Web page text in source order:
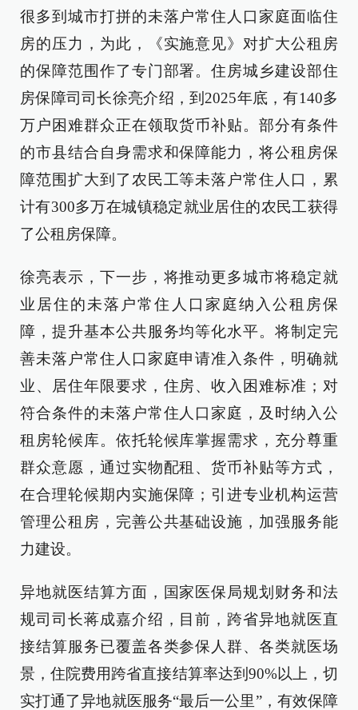
很多到城市打拼的未落户常住人口家庭面临住
房的压力，为此，《实施意见》对扩大公租房
的保障范围作了专门部署。住房城乡建设部住
房保障司司长徐亮介绍，到2025年底，有140多
万户困难群众正在领取货币补贴。部分有条件
的市县结合自身需求和保障能力，将公租房保
障范围扩大到了农民工等未落户常住人口，累
计有300多万在城镇稳定就业居住的农民工获得
了公租房保障。
徐亮表示，下一步，将推动更多城市将稳定就
业居住的未落户常住人口家庭纳入公租房保
障，提升基本公共服务均等化水平。将制定完
善未落户常住人口家庭申请准入条件，明确就
业、居住年限要求，住房、收入困难标准；对
符合条件的未落户常住人口家庭，及时纳入公
租房轮候库。依托轮候库掌握需求，充分尊重
群众意愿，通过实物配租、货币补贴等方式，
在合理轮候期内实施保障；引进专业机构运营
管理公租房，完善公共基础设施，加强服务能
力建设。
异地就医结算方面，国家医保局规划财务和法
规司司长蒋成嘉介绍，目前，跨省异地就医直
接结算服务已覆盖各类参保人群、各类就医场
景，住院费用跨省直接结算率达到90%以上，切
实打通了异地就医服务“最后一公里”，有效保障